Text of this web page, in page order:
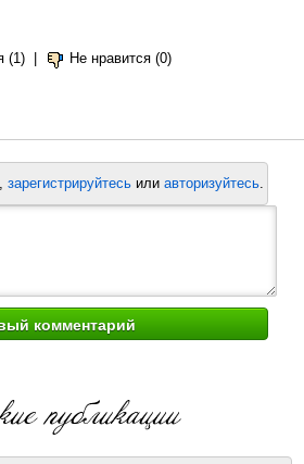
(1) Не нравится (0)
зарегистрируйтесь или авторизуйтесь